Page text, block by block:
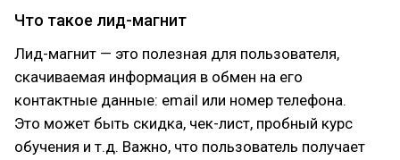
Что такое лид-магнит
Лид-магнит — это полезная для пользователя,
скачиваемая информация в обмен на его
контактные данные: email или номер телефона.
Это может быть скидка, чек-лист, пробный курс
обучения и т.д. Важно, что пользователь получает